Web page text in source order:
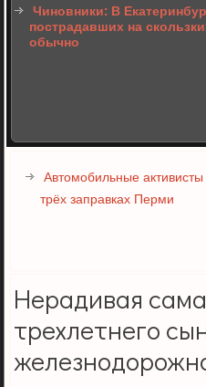
Чиновники: В
пострадавших на
обычно
Автомобильные
трёх заправках Перми
Нерадивая
трехлетнего